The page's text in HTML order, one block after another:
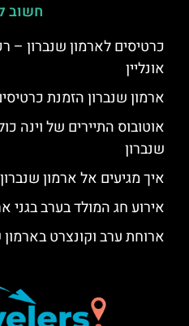
חשוב
כרטיסים לארמון שנברון –
אונליין
ארמון שנברון הזמנת
אוטובוס התיירים של וינה
שנברון
איך מגיעים אל ארמון
אירוע חג המולד בערב בגני
ארוחת ערב וקונצרט בארמון